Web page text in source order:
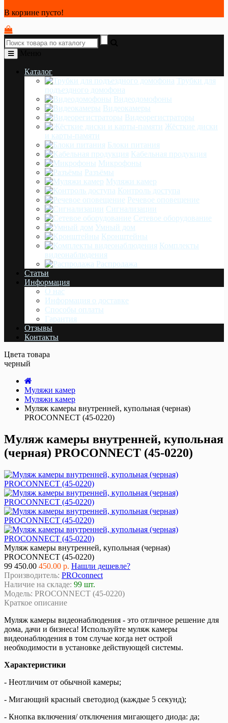
В корзине пусто!
Каталог
Трубки для
подъездного домофона
Видеодомофоны
Видеокамеры
Видеорегистраторы
Жёсткие диски
и карты-памяти
Блоки питания
Кабельная продукция
Микрофоны
Разъёмы
Муляжи камер
Контроль доступа
Речевое оповещение
Сигнализации
Сетевое оборудование
Умный дом
Кронштейны
Комплекты
видеонаблюдения
Распродажа
Статьи
Информация
О нас
Информация о доставке
Cпособы оплаты
Гарантия
Отзывы
Контакты
Цвета товара
черный
Муляжи камер
Муляжи камер
Муляж камеры внутренней, купольная (черная)
PROCONNECT (45-0220)
Муляж камеры внутренней, купольная
(черная) PROCONNECT (45-0220)
Муляж камеры внутренней, купольная (черная)
PROCONNECT (45-0220)
99 450.00 450.00 р. Нашли дешевле?
Производитель: PROconnect
Наличие на складе: 99 шт.
Модель: PROCONNECT (45-0220)
Краткое описание
Муляж камеры видеонаблюдения - это отличное решение для
дома, дачи и бизнеса! Используйте муляж камеры
видеонаблюдения в том случае когда нет острой
необходимости в установке действующей системы.
Характеристики
- Неотличим от обычной камеры;
- Мигающий красный светодиод (каждые 5 секунд);
- Кнопка включения/ отключения мигающего диода: да;